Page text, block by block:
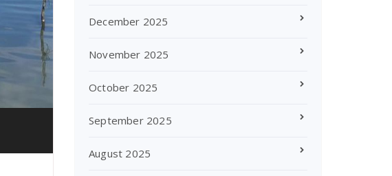
December 2025
November 2025
October 2025
September 2025
August 2025